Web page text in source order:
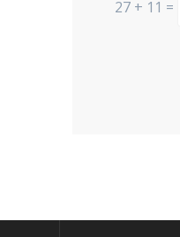
27 + 11 =